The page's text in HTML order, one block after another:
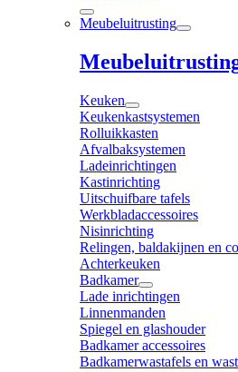
Meubeluitrusting
Keuken
Keukenkastsystemen
Rolluikkasten
Afvalbaksystemen
Ladeinrichtingen
Kastinrichting
Uitschuifbare tafels
Werkbladaccessoires
Nisinrichting
Relingen, baldakijnen en
Achterkeuken
Badkamer
Lade inrichtingen
Linnenmanden
Spiegel en glashouder
Badkamer accessoires
Badkamerwastafels en